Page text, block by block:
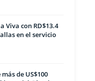
Viva con RD$13.4
en el servicio
de US$100